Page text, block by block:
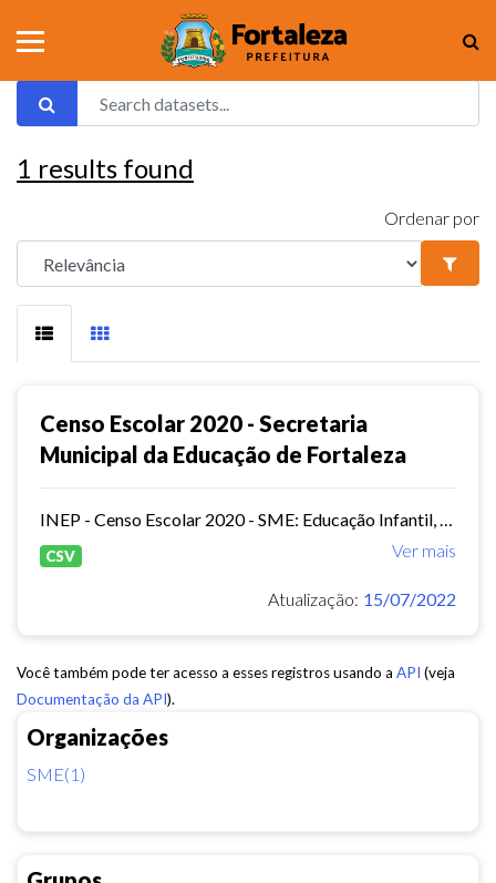
Organizações
SME(1)
1 results found
Ordenar por
Censo Escolar 2020 - Secretaria
Municipal da Educação de Fortaleza
Ver mais
CSV
Atualização: 15/07/2022
Você também pode ter acesso a esses registros usando a API (veja
Documentação da API).